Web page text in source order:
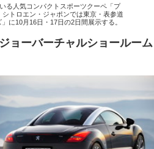
る人気コンパクトスポーツクーペ「プ
トロエン・ジャポンでは東京・表参道
に10月16日・17日の2日間展示する。
ョーバーチャルショールーム